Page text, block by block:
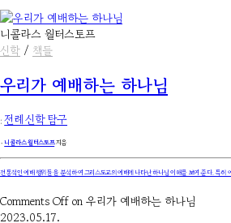
니콜라스 월터스토프
신학 / 책들
우리가 예배하는 하나님
:전례 신학 탐구
۰니콜라스 월터스토프지음
전통적인 예배 행위들을 분석하여 그리스도교의 예배에 나타난 하나님 이해를 보여 준다. 특히
Comments Off on 우리가 예배하는 하나님
2023.05.17.